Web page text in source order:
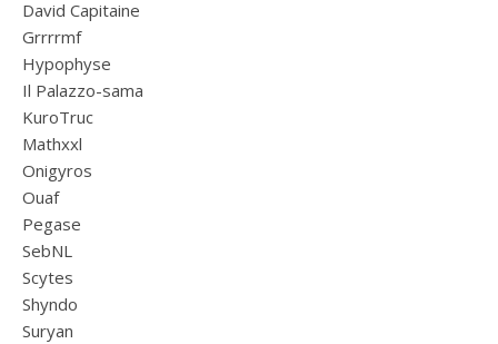
David Capitaine
Grrrrmf
Hypophyse
Il Palazzo-sama
KuroTruc
Mathxxl
Onigyros
Ouaf
Pegase
SebNL
Scytes
Shyndo
Suryan